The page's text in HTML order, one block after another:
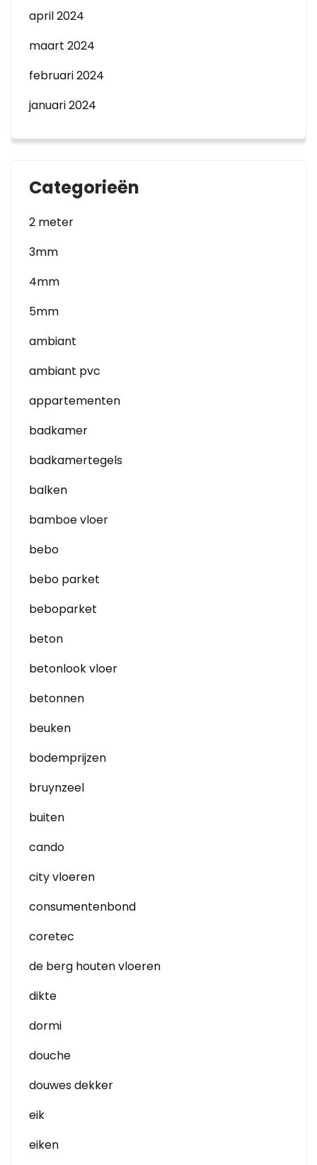
april 2024
maart 2024
februari 2024
januari 2024
Categorieën
2 meter
3mm
4mm
5mm
ambiant
ambiant pvc
appartementen
badkamer
badkamertegels
balken
bamboe vloer
bebo
bebo parket
beboparket
beton
betonlook vloer
betonnen
beuken
bodemprijzen
bruynzeel
buiten
cando
city vloeren
consumentenbond
coretec
de berg houten vloeren
dikte
dormi
douche
douwes dekker
eik
eiken